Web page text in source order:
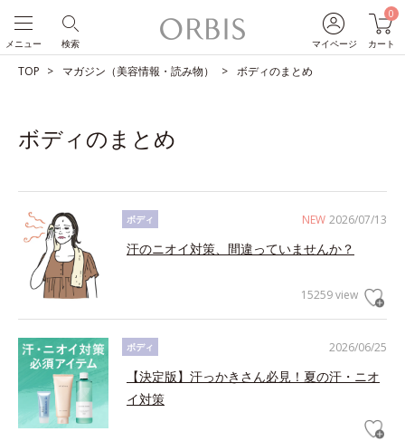
マイページ
0
カート
検索
メニュー
TOP マガジン（美容情報・読み物） ボディのまとめ
ボディのまとめ
NEW 2026/07/13
ボディ
汗のニオイ対策、間違っていませんか？
15259 view
2026/06/25
ボディ
【決定版】汗っかきさん必見！夏の汗・ニオ
イ対策